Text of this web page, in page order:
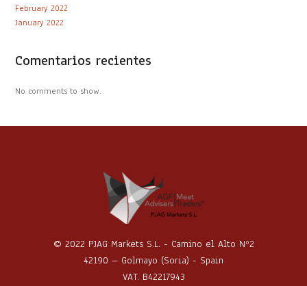
February 2022
January 2022
Comentarios recientes
No comments to show.
© 2022 PJAG Markets S.L. - Camino el Alto Nº2
42190 – Golmayo (Soria) - Spain
VAT. B42217943